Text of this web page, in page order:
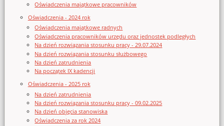
Oświadczenia majątkowe pracowników
Oświadczenia - 2024 rok
Oświadczenia majątkowe radnych
Oświadczenia pracowników urzędu oraz jednostek podległych
Na dzień rozwiązania stosunku pracy - 29.07.2024
Na dzień rozwiązania stosunku służbowego
Na dzień zatrudnienia
Na początek IX kadencji
Oświadczenia - 2025 rok
Na dzień zatrudnienia
Na dzień rozwiązania stosunku pracy - 09.02.2025
Na dzień objęcia stanowiska
Oświadczenia za rok 2024